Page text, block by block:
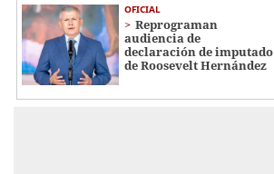
OFICIAL
Reprograman
audiencia de
declaración de imputado
de Roosevelt Hernández